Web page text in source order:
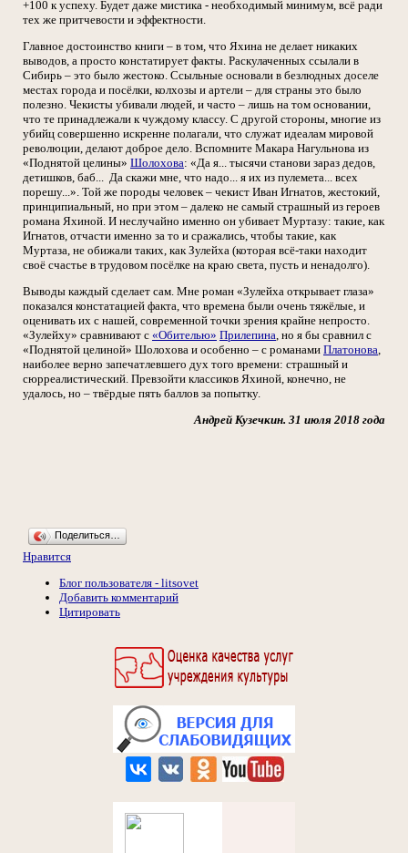
+100 к успеху. Будет даже мистика - необходимый минимум, всё ради
тех же притчевости и эффектности.
Главное достоинство книги – в том, что Яхина не делает никаких
выводов, а просто констатирует факты. Раскулаченных ссылали в
Сибирь – это было жестоко. Ссыльные основали в безлюдных доселе
местах города и посёлки, колхозы и артели – для страны это было
полезно. Чекисты убивали людей, и часто – лишь на том основании,
что те принадлежали к чуждому классу. С другой стороны, многие из
убийц совершенно искренне полагали, что служат идеалам мировой
революции, делают доброе дело. Вспомните Макара Нагульнова из
«Поднятой целины» Шолохова: «Да я... тысячи станови зараз дедов,
детишков, баб... Да скажи мне, что надо... я их из пулемета... всех
порешу...». Той же породы человек – чекист Иван Игнатов, жестокий,
принципиальный, но при этом – далеко не самый страшный из героев
романа Яхиной. И неслучайно именно он убивает Муртазу: такие, как
Игнатов, отчасти именно за то и сражались, чтобы такие, как
Муртаза, не обижали таких, как Зулейха (которая всё-таки находит
своё счастье в трудовом посёлке на краю света, пусть и ненадолго).
Выводы каждый сделает сам. Мне роман «Зулейха открывает глаза»
показался констатацией факта, что времена были очень тяжёлые, и
оценивать их с нашей, современной точки зрения крайне непросто.
«Зулейху» сравнивают с «Обителью» Прилепина, но я бы сравнил с
«Поднятой целиной» Шолохова и особенно – с романами Платонова,
наиболее верно запечатлевшего дух того времени: страшный и
сюрреалистический. Превзойти классиков Яхиной, конечно, не
удалось, но – твёрдые пять баллов за попытку.
Андрей Кузечкин. 31 июля 2018 года
Поделиться…
Нравится
Блог пользователя - litsovet
Добавить комментарий
Цитировать